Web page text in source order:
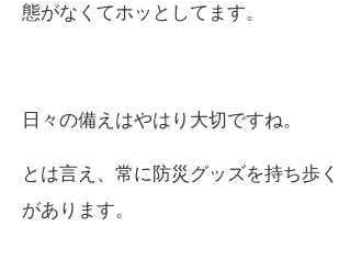
態がなくてホッとしてます。
日々の備えはやはり大切ですね。
とは言え、常に防災グッズを持ち歩
があります。